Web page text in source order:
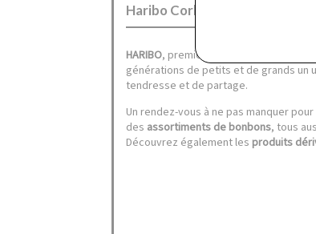
Haribo Corbeil :
HARIBO, premier fabricant
générations de petits et de grands un
tendresse et de partage.
Un rendez-vous à ne pas manquer
des assortiments de bonbons, tous
Découvrez également les produits